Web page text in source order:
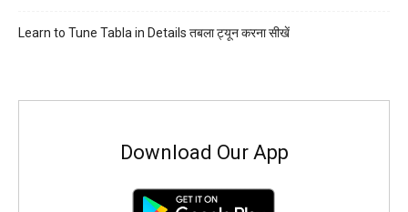
Learn to Tune Tabla in Details तबला ट्यून करना सीखें
Download Our App